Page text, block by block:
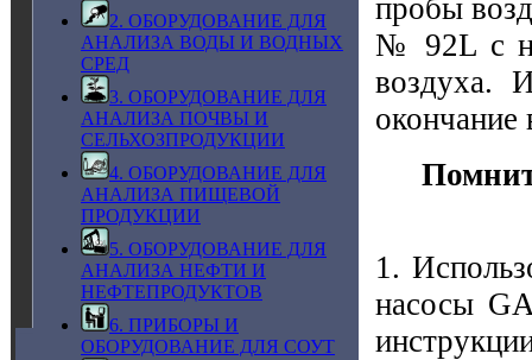
2. ОБОРУДОВАНИЕ ДЛЯ
АНАЛИЗА ВОДЫ И ВОДНЫХ
СРЕД
3. ОБОРУДОВАНИЕ ДЛЯ
АНАЛИЗА ПОЧВЫ И
СЕЛЬХОЗПРОДУКЦИИ
4. ОБОРУДОВАНИЕ ДЛЯ
АНАЛИЗА ПИЩЕВОЙ
ПРОДУКЦИИ
5. ОБОРУДОВАНИЕ ДЛЯ
АНАЛИЗА НЕФТИ И
НЕФТЕПРОДУКТОВ
6. ПРИБОРЫ И
ОБОРУДОВАНИЕ ДЛЯ СОУТ
пробы
№ 92L с
воздуха.
окончание
1.
насосы